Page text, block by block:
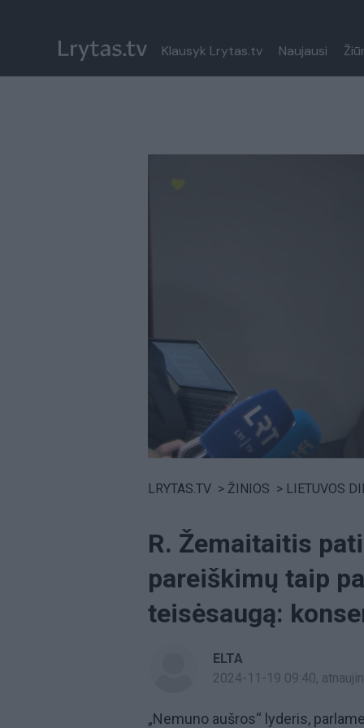
Klausyk Lrytas.tv Naujausi
LRYTAS.TV > ŽINIOS > LIETUVOS
R. Žemaitaitis
pareiškimų taip
teisėsaugą:
ELTA
2024-11-19 09:40,
„Nemuno aušros“ lyderis,